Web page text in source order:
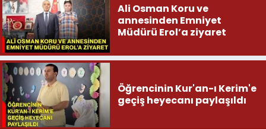
Ali Osman Koru ve
annesinden Emniyet
Müdürü Erol’a ziyaret
Öğrencinin Kur'an-ı Kerim'e
geçiş heyecanı paylaşıldı